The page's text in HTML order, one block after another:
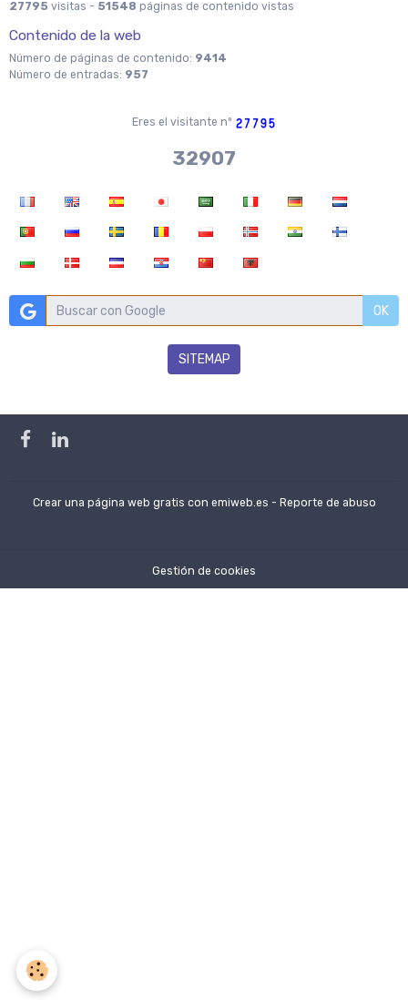
27795 visitas - 51548 páginas de contenido vistas
Contenido de la web
Número de páginas de contenido: 9414
Número de entradas: 957
Eres el visitante nº
37970
OK
SITEMAP
Crear una página web gratis con emiweb.es - Reporte de abuso
Gestión de cookies